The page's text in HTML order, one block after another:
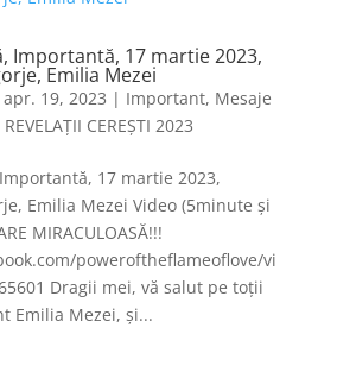
Importantă, 17 martie 2023,
Emilia Mezei
apr. 19, 2023 | Important, Mesaje
REVELAȚII CEREȘTI 2023
17 martie 2023,
Emilia Mezei Video (5minute și
MIRACULOASĂ!!!
poweroftheflameoflove/vi
Dragii mei, vă salut pe toții
Emilia Mezei, și...